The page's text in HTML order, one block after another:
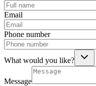
Email
Phone number
What would you like?
Message